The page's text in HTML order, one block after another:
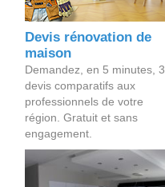
Devis rénovation de
maison
Demandez, en 5 minutes, 3
devis comparatifs aux
professionnels de votre
région. Gratuit et sans
engagement.